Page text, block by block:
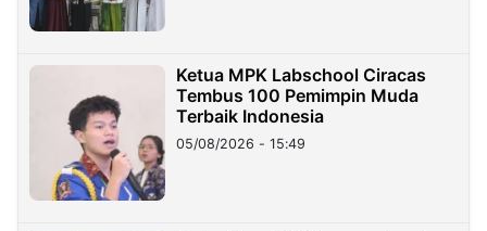
Ketua MPK Labschool Ciracas
Tembus 100 Pemimpin Muda
Terbaik Indonesia
05/08/2026 - 15:49